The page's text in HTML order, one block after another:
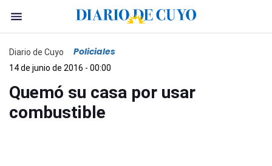
Diario de Cuyo Policiales
14 de junio de 2016 - 00:00
Quemó su casa por usar
combustible